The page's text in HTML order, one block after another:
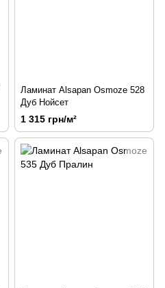
Ламинат Alsapan Osmoze 528
Дуб Нойсет
1 315 грн/м²